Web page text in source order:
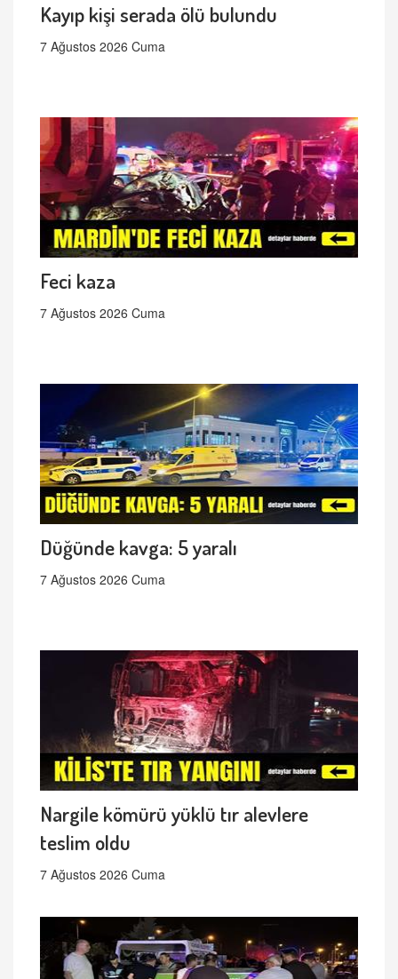
Kayıp kişi serada ölü bulundu
7 Ağustos 2026 Cuma
Feci kaza
7 Ağustos 2026 Cuma
Düğünde kavga: 5 yaralı
7 Ağustos 2026 Cuma
Nargile kömürü yüklü tır alevlere
teslim oldu
7 Ağustos 2026 Cuma